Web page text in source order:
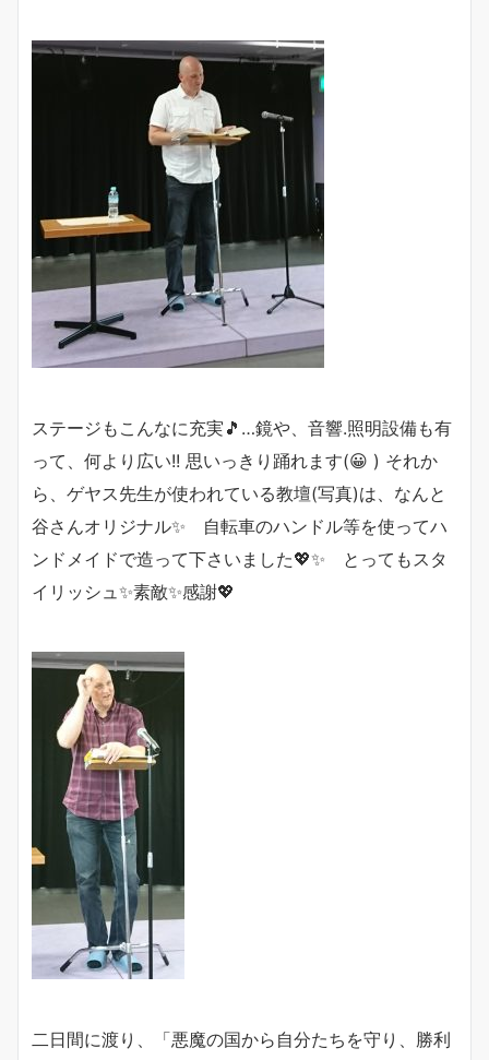
ステージもこんなに充実🎵…鏡や、音響.照明設備も有
って、何より広い!! 思いっきり踊れます(😀 ) それか
ら、ゲヤス先生が使われている教壇(写真)は、なんと
谷さんオリジナル✨ 自転車のハンドル等を使ってハ
ンドメイドで造って下さいました💖✨ とってもスタ
イリッシュ✨素敵✨感謝💖
二日間に渡り、「悪魔の国から自分たちを守り、勝利